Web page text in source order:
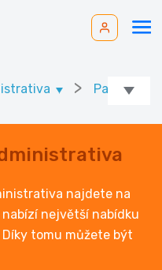
>
najdete na
největší nabídku
tomu můžete být